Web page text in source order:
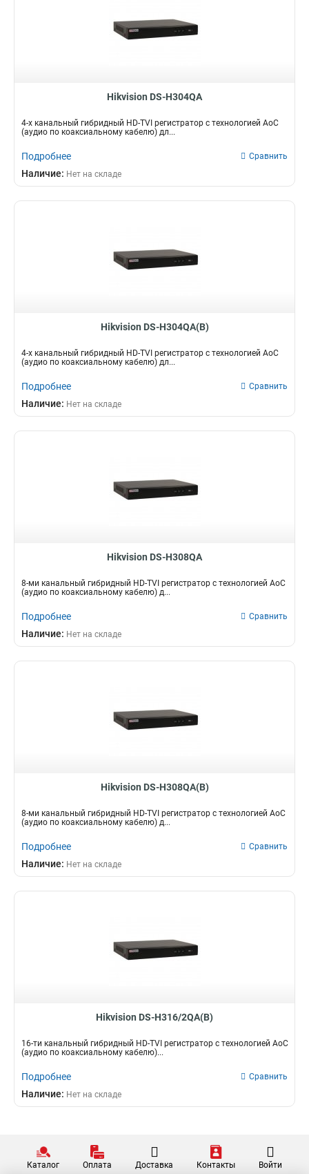
Hikvision DS-H304QA
4-х канальный гибридный HD-TVI регистратор c технологией AoC
(аудио по коаксиальному кабелю) дл...
Подробнее Сравнить
Наличие: Нет на складе
Hikvision DS-H304QA(B)
4-х канальный гибридный HD-TVI регистратор c технологией AoC
(аудио по коаксиальному кабелю) дл...
Подробнее Сравнить
Наличие: Нет на складе
Hikvision DS-H308QA
8-ми канальный гибридный HD-TVI регистратор c технологией AoC
(аудио по коаксиальному кабелю) д...
Подробнее Сравнить
Наличие: Нет на складе
Hikvision DS-H308QA(B)
8-ми канальный гибридный HD-TVI регистратор c технологией AoC
(аудио по коаксиальному кабелю) д...
Подробнее Сравнить
Наличие: Нет на складе
Hikvision DS-H316/2QA(B)
16-ти канальный гибридный HD-TVI регистратор c технологией AoC
(аудио по коаксиальному кабелю)...
Подробнее Сравнить
Наличие: Нет на складе
Каталог Оплата Доставка Контакты Войти